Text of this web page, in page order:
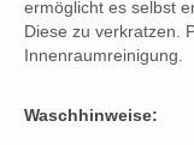
ermöglicht es selbst
Diese zu verkratzen.
Innenraumreinigung.
Waschhinweise: